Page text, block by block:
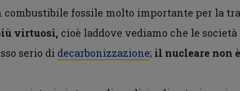
combustibile fossile molto importante per la
virtuosi, cioè laddove vediamo che le
serio di decarbonizzazione; il nucleare non